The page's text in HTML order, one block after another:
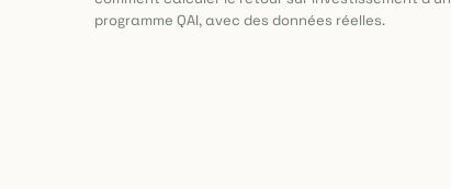
programme QAI, avec des données réelles.